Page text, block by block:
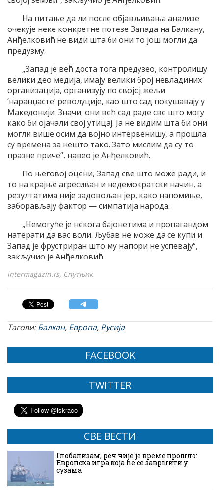
На питање да ли после објављивања анализе
очекује неке конкретне потезе Запада на Балкану,
Анђелковић не види шта би они то још могли да
предузму.
„Запад је већ доста тога предузео, контролишу
велики део медија, имају велики број невладиних
организација, организују по својој жељи
’наранџасте‘ револуције, као што сад покушавају у
Македонији. Значи, они већ сад раде све што могу
како би ојачали свој утицај. Ја не видим шта би они
могли више осим да војно интервенишу, а прошла
су времена за нешто тако. Зато мислим да су то
празне приче“, навео је Анђелковић.
По његовој оцени, Запад све што може ради, и
то на крајње агресиван и недемократски начин, а
резултатима није задовољан јер, како напомиње,
заборављају фактор — симпатија народа.
„Немогуће је некога бајонетима и пропагандом
натерати да вас воли. Љубав не може да се купи и
Запад је фрустриран што му напори не успевају“,
закључио је Анђелковић.
intermagazin.rs, Спутњик
Тагови:Балкан, Европа, Русија
FACEBOOK
TWITTER
СВЕ ВЕСТИ
Глобализам, реч чије је време прошло:
Европска игра која ће се завршити у
сузама